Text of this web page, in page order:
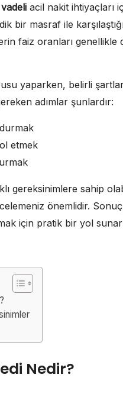
vadeli acil nakit ihtiyaçları
bir masraf ile
faiz oranları
yaparken, belirli
adımlar şunlardır:
etmek
gereksinimlere sahip
önemlidir.
için pratik bir yol
Nedir?